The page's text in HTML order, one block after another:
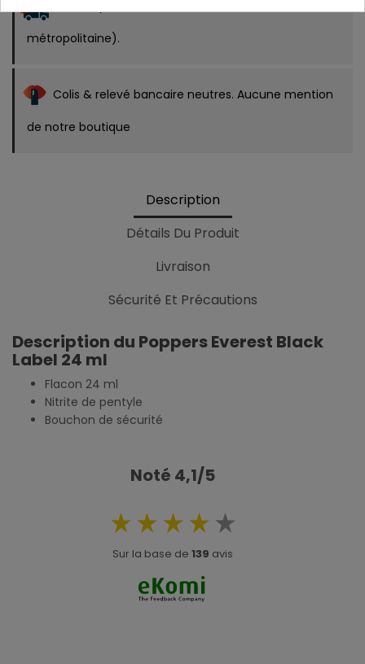
métropolitaine).
Colis & relevé bancaire neutres. Aucune mention
de notre boutique
Description
Détails Du Produit
Livraison
Sécurité Et Précautions
Description du Poppers Everest Black
Label 24 ml
Flacon 24 ml
Nitrite de pentyle
Bouchon de sécurité
Noté 4,1/5
Sur la base de 139 avis